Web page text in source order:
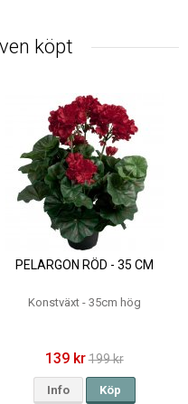
köpt
PELARGON RÖD - 35 CM
Konstväxt - 35cm hög
139 kr199 kr
Info Köp